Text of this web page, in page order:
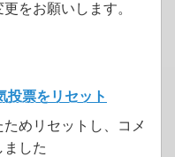
をお願いします。
投票をリセット
めリセットし、コメ
ました